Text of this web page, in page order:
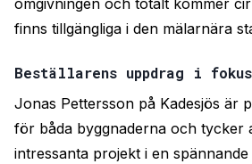
omgivningen och totalt kommer
finns tillgängliga i den mälarnära
Beställarens uppdrag i fokus
Jonas Pettersson på Kadesjös är
för båda byggnaderna och tycker
intressanta projekt i en spännande